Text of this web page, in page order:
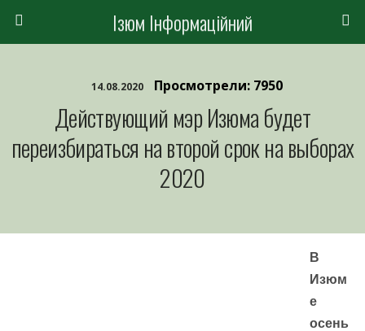
Ізюм Інформаційний
14.08.2020 Просмотрели: 7950
Действующий мэр Изюма будет
переизбираться на второй срок на выборах
2020
В
Изюм
е
осень